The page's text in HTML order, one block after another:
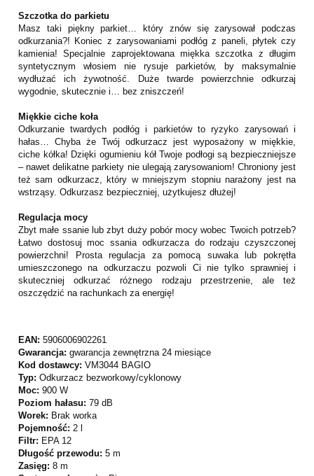
Szczotka do parkietu
Masz taki piękny parkiet… który znów się zarysował podczas
odkurzania?! Koniec z zarysowaniami podłóg z paneli, płytek czy
kamienia! Specjalnie zaprojektowana miękka szczotka z długim
syntetycznym włosiem nie rysuje parkietów, by maksymalnie
wydłużać ich żywotność. Duże twarde powierzchnie odkurzaj
wygodnie, skutecznie i… bez zniszczeń!
Miękkie ciche koła
Odkurzanie twardych podłóg i parkietów to ryzyko zarysowań i
hałas… Chyba że Twój odkurzacz jest wyposażony w miękkie,
ciche kółka! Dzięki ogumieniu kół Twoje podłogi są bezpieczniejsze
– nawet delikatne parkiety nie ulegają zarysowaniom! Chroniony jest
też sam odkurzacz, który w mniejszym stopniu narażony jest na
wstrząsy. Odkurzasz bezpieczniej, użytkujesz dłużej!
Regulacja mocy
Zbyt małe ssanie lub zbyt duży pobór mocy wobec Twoich potrzeb?
Łatwo dostosuj moc ssania odkurzacza do rodzaju czyszczonej
powierzchni! Prosta regulacja za pomocą suwaka lub pokrętła
umieszczonego na odkurzaczu pozwoli Ci nie tylko sprawniej i
skuteczniej odkurzać różnego rodzaju przestrzenie, ale też
oszczędzić na rachunkach za energię!
EAN: 5906006902261
Gwarancja: gwarancja zewnętrzna 24 miesiące
Kod dostawcy: VM3044 BAGIO
Typ: Odkurzacz bezworkowy/cyklonowy
Moc: 900 W
Poziom hałasu: 79 dB
Worek: Brak worka
Pojemność: 2 l
Filtr: EPA 12
Długość przewodu: 5 m
Zasięg: 8 m